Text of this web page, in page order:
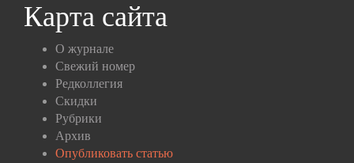
Карта сайта
О журнале
Свежий номер
Редколлегия
Скидки
Рубрики
Архив
Опубликовать статью